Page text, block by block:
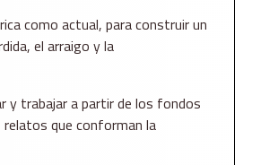
como actual, para construir un
el arraigo y la
y trabajar a partir de los fondos
que conforman la